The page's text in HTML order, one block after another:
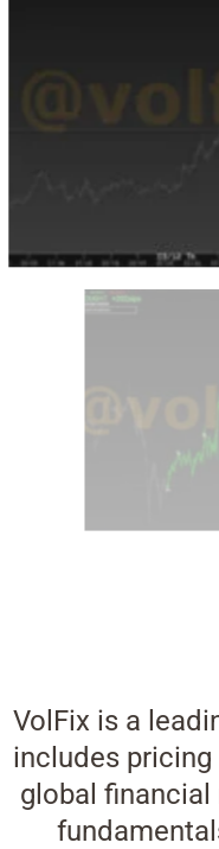
VolFix is a
includes
global financial